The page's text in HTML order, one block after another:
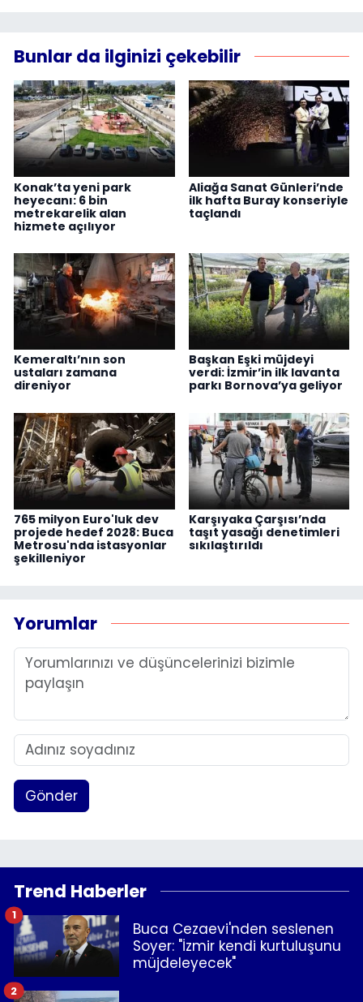
Bunlar da ilginizi çekebilir
Konak’ta yeni park
heyecanı: 6 bin
metrekarelik alan
hizmete açılıyor
Aliağa Sanat Günleri’nde
ilk hafta Buray konseriyle
taçlandı
Kemeraltı’nın son
ustaları zamana
direniyor
Başkan Eşki müjdeyi
verdi: İzmir’in ilk lavanta
parkı Bornova’ya geliyor
765 milyon Euro'luk dev
projede hedef 2028: Buca
Metrosu'nda istasyonlar
şekilleniyor
Karşıyaka Çarşısı’nda
taşıt yasağı denetimleri
sıkılaştırıldı
Yorumlar
Gönder
Trend Haberler
Buca Cezaevi'nden seslenen
Soyer: "İzmir kendi kurtuluşunu
müjdeleyecek"
1
2